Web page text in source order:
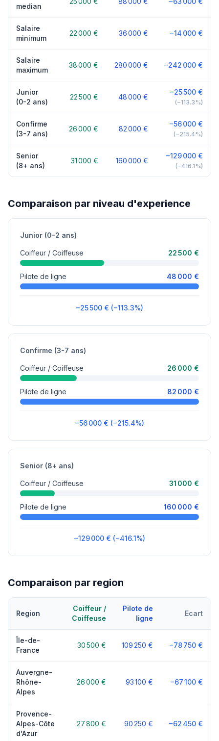
median
Salaire
minimum
22 000 € 36 000 € −14 000 €
Salaire
maximum
38 000 € 280 000 € −242 000 €
Junior
(0-2 ans)
22 500 € 48 000 €
−25 500 €
(−113.3%)
Confirme
(3-7 ans)
26 000 € 82 000 €
−56 000 €
(−215.4%)
Senior
(8+ ans)
31 000 € 160 000 €
−129 000 €
(−416.1%)
Comparaison par niveau d'experience
Junior (0-2 ans)
Coiffeur / Coiffeuse 22 500 €
Pilote de ligne 48 000 €
−25 500 € (−113.3%)
Confirme (3-7 ans)
Coiffeur / Coiffeuse 26 000 €
Pilote de ligne 82 000 €
−56 000 € (−215.4%)
Senior (8+ ans)
Coiffeur / Coiffeuse 31 000 €
Pilote de ligne 160 000 €
−129 000 € (−416.1%)
Comparaison par region
Region
Coiffeur /
Coiffeuse
Pilote de
ligne
Ecart
Île-de-
France
30 500 € 109 250 € −78 750 €
Auvergne-
Rhône-
Alpes
26 000 € 93 100 € −67 100 €
Provence-
Alpes-Côte
d'Azur
27 800 € 90 250 € −62 450 €